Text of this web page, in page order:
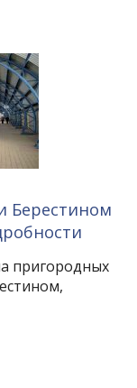
Берестином
пригородных